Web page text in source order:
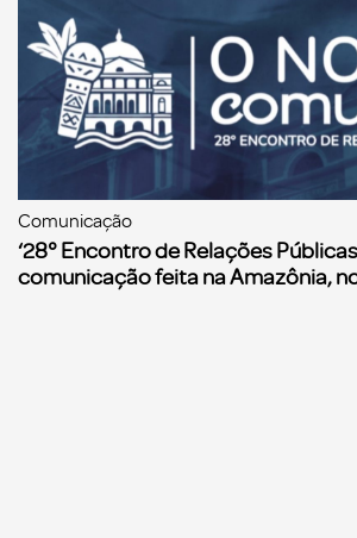
Comunicação
‘28° Encontro de Relações
comunicação feita na Amazônia,